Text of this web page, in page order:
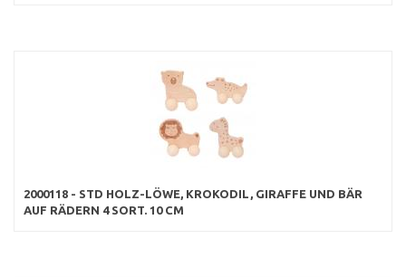
2000118 - STD HOLZ-LÖWE, KROKODIL, GIRAFFE UND BÄR
AUF RÄDERN 4 SORT. 10 CM